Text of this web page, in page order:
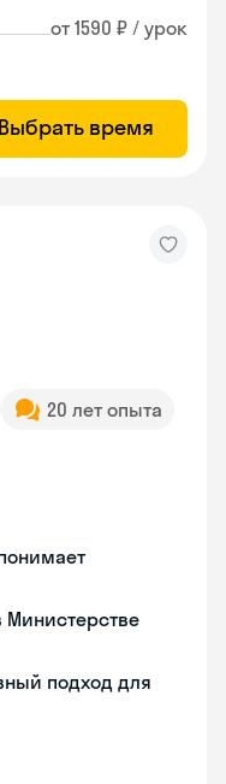
от 1590 ₽ / урок
Выбрать время
20 лет опыта
Министерстве
подход для